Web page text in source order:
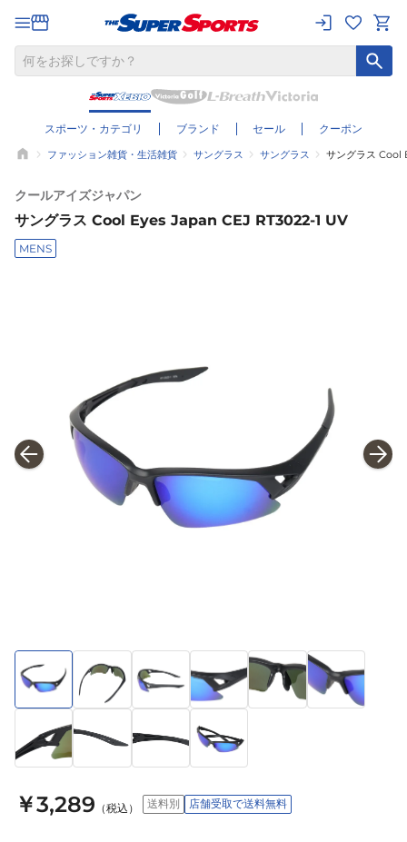
スポーツ・カテゴリ ブランド セール クーポン
ファッション雑貨・生活雑貨 サングラス サングラス サングラス Cool
クールアイズジャパン
サングラス Cool Eyes Japan CEJ RT3022-1 UV
MENS
￥3,289 （税込） 送料別 店舗受取で送料無料